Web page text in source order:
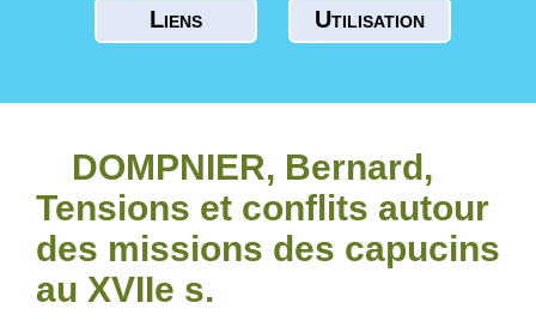
Liens Utilisation
DOMPNIER, Bernard,
Tensions et conflits autour
des missions des capucins
au XVIIe s.